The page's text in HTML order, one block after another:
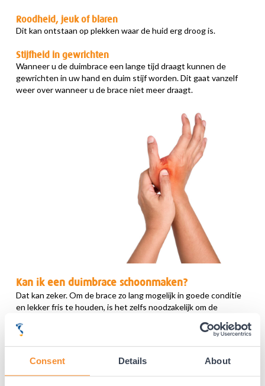
Consent Details About
Roodheid, jeuk of blaren
Dit kan ontstaan op plekken waar de huid erg droog is.
Stijfheid in gewrichten
Wanneer u de duimbrace een lange tijd draagt kunnen de
gewrichten in uw hand en duim stijf worden. Dit gaat vanzelf
weer over wanneer u de brace niet meer draagt.
Kan ik een duimbrace schoonmaken?
Dat kan zeker. Om de brace zo lang mogelijk in goede conditie
en lekker fris te houden, is het zelfs noodzakelijk om de
altijd eerst de instructie op het etiket te lezen. Hier staat voor
wasmiddelen. Ook het gebruik van de droger is niet
toegestaan. Geef de brace de tijd om te drogen door het aan